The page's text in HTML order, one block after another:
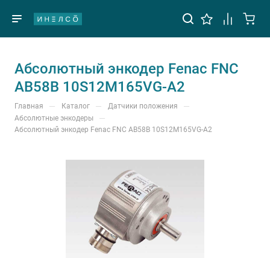
Абсолютный энкодер Fenac FNC
AB58B 10S12M165VG-A2
Главная — Каталог — Датчики положения —
Абсолютные энкодеры —
Абсолютный энкодер Fenac FNC AB58B 10S12M165VG-A2